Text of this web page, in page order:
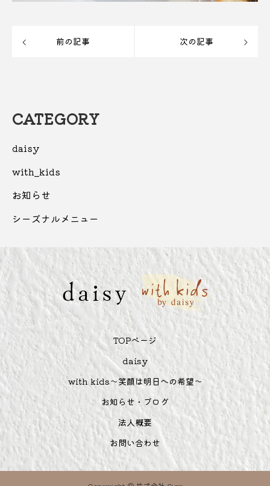
前の記事 次の記事
CATEGORY
daisy
with_kids
お知らせ
シーズナルメニュー
TOPぺージ
daisy
with kids～笑顔は明日への希望～
お知らせ・ブログ
法人概要
お問い合わせ